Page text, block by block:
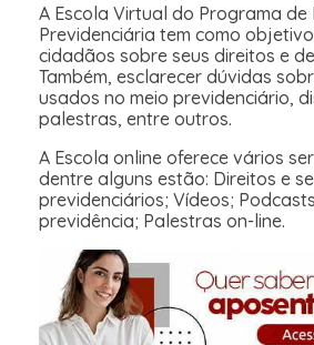
A Escola Virtual do Programa de
Previdenciária tem como
cidadãos sobre seus direitos e
Também, esclarecer dúvidas
usados no meio previdenciário,
palestras, entre outros.
A Escola online oferece vários
dentre alguns estão: Direitos e
previdenciários; Vídeos;
previdência; Palestras on-line.